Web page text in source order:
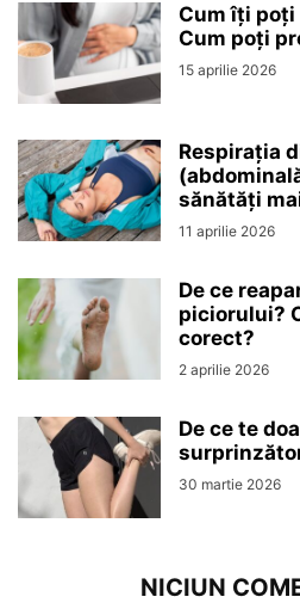
Cum îți
Cum poți
15 aprilie 2026
Respirația
sănătăți
11 aprilie 2026
De ce
piciorului?
corect?
2 aprilie 2026
De ce te
30 martie 2026
NICIUN